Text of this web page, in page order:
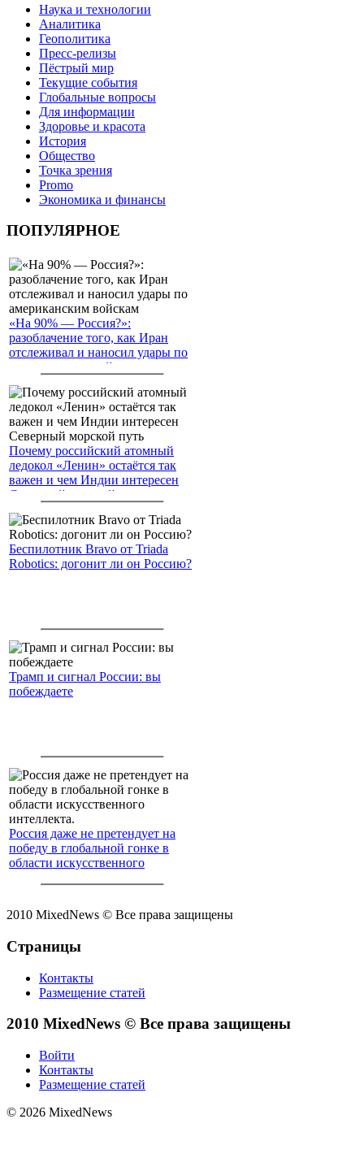
Наука и технологии
Аналитика
Геополитика
Пресс-релизы
Пёстрый мир
Текущие события
Глобальные вопросы
Для информации
Здоровье и красота
История
Общество
Точка зрения
Promo
Экономика и финансы
ПОПУЛЯРНОЕ
«На 90% — Россия?»:
разоблачение того, как Иран
отслеживал и наносил удары по
американским войскам
Почему российский атомный
ледокол «Ленин» остаётся так
важен и чем Индии интересен
Северный морской путь
Беспилотник Bravo от Triada
Robotics: догонит ли он Россию?
Трамп и сигнал России: вы
побеждаете
Россия даже не претендует на
победу в глобальной гонке в
области искусственного
2010 MixedNews © Все права защищены
Страницы
Контакты
Размещение статей
2010 MixedNews © Все права защищены
Войти
Контакты
Размещение статей
© 2026 MixedNews